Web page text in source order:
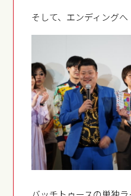
そして、エンディングへ